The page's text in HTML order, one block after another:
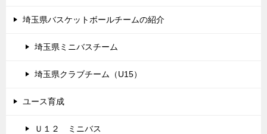
埼玉県バスケットボールチームの紹介
埼玉県ミニバスチーム
埼玉県クラブチーム（U15）
ユース育成
Ｕ１２ ミニバス